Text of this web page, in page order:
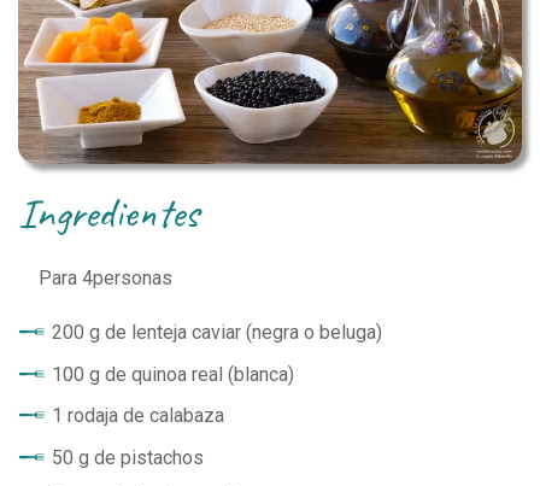
ingredientes
Para 4personas
200 g de lenteja caviar (negra o beluga)
100 g de quinoa real (blanca)
1 rodaja de calabaza
50 g de pistachos